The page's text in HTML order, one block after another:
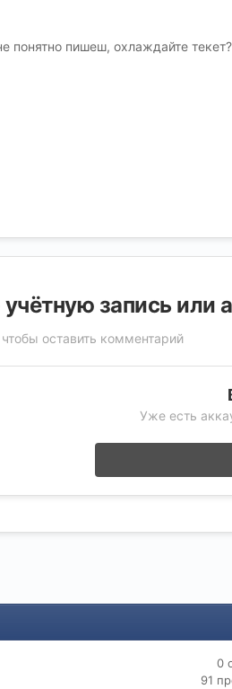
понятно пишеш, охлаждайте текет?
запись или
оставить комментарий
Уже есть
0
91